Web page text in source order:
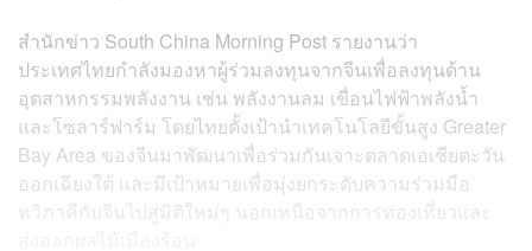
สำนักข่าว South China Morning Post รายงานว่า
ประเทศไทยกำลังมองหาผู้ร่วมลงทุนจากจีนเพื่อลงทุนด้าน
อุตสาหกรรมพลังงาน เช่น พลังงานลม เขื่อนไฟฟ้าพลังน้ำ
และโซลาร์ฟาร์ม โดยไทยตั้งเป้านำเทคโนโลยีขั้นสูง Greater
Bay Area ของจีนมาพัฒนาเพื่อร่วมกันเจาะตลาดเอเชียตะวัน
ออกเฉียงใต้ และมีเป้าหมายเพื่อมุ่งยกระดับความร่วมมือ
ทวิภาคีกับจีนไปสู่มิติใหม่ๆ นอกเหนือจากการท่องเที่ยวและ